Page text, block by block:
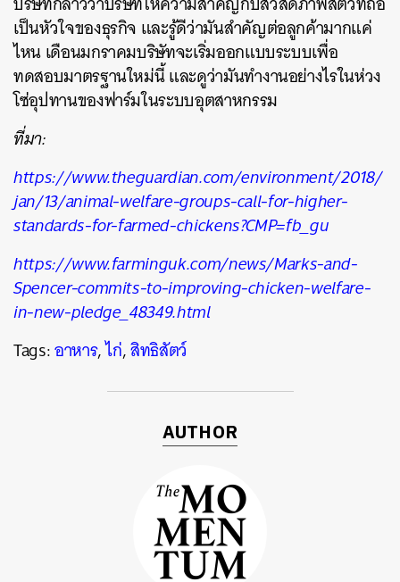
เป็นหัวใจของธุรกิจ และรู้ดีว่ามันสำคัญต่อลูกค้ามากแค่
ไหน เดือนมกราคมบริษัทจะเริ่มออกแบบระบบเพื่อ
ทดสอบมาตรฐานใหม่นี้ และดูว่ามันทำงานอย่างไรในห่วง
โซ่อุปทานของฟาร์มในระบบอุตสาหกรรม
ที่มา:
https://www.theguardian.com/environment/2018/
jan/13/animal-welfare-groups-call-for-higher-
standards-for-farmed-chickens?CMP=fb_gu
https://www.farminguk.com/news/Marks-and-
Spencer-commits-to-improving-chicken-welfare-
in-new-pledge_48349.html
Tags:อาหาร,ไก่,สิทธิสัตว์
AUTHOR
SHARE TWEET LINE EMAIL